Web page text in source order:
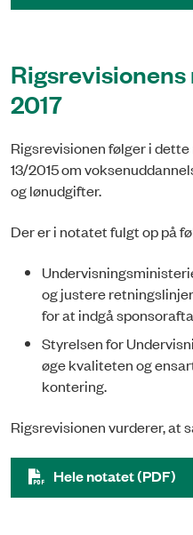
Rigsrevisionens
2017
Rigsrevisionen følger i
13/2015 om
og lønudgifter.
Der er i notatet fulgt op på
og justere
for at indgå
Styrelsen for
øge kvaliteten og
kontering.
Rigsrevisionen vurderer, at
Hele notatet (PDF)